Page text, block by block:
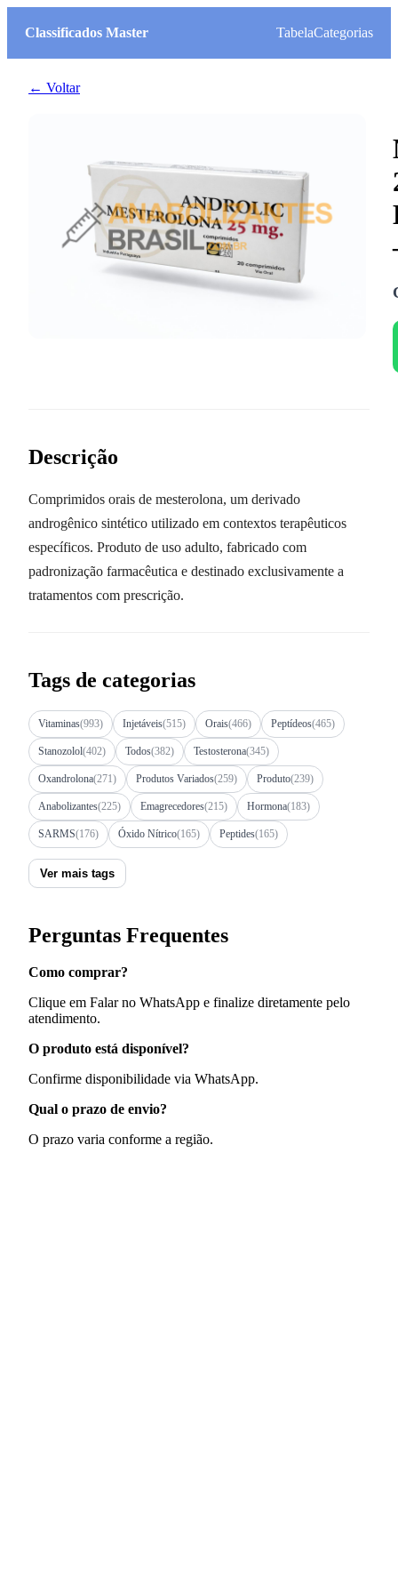
Classificados Master TabelaCategorias
← Voltar
Descrição
Comprimidos orais de mesterolona, um derivado
androgênico sintético utilizado em contextos terapêuticos
específicos. Produto de uso adulto, fabricado com
padronização farmacêutica e destinado exclusivamente a
tratamentos com prescrição.
Tags de categorias
Vitaminas(993) Injetáveis(515) Orais(466) Peptídeos(465)
Stanozolol(402) Todos(382) Testosterona(345)
Oxandrolona(271) Produtos Variados(259) Produto(239)
Anabolizantes(225) Emagrecedores(215) Hormona(183)
SARMS(176) Óxido Nítrico(165) Peptides(165)
Ver mais tags
Perguntas Frequentes
Como comprar?
Clique em Falar no WhatsApp e finalize diretamente pelo
atendimento.
O produto está disponível?
Confirme disponibilidade via WhatsApp.
Qual o prazo de envio?
O prazo varia conforme a região.